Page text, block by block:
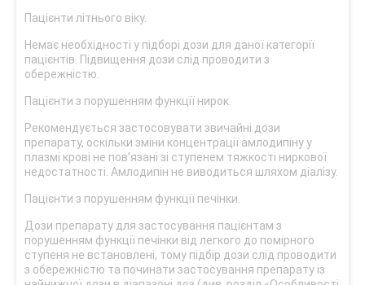
Пацієнти літнього віку.
Немає необхідності у підборі дози для даної категорії
пацієнтів. Підвищення дози слід проводити з
обережністю.
Пацієнти з порушенням функції нирок.
Рекомендується застосовувати звичайні дози
препарату, оскільки зміни концентрації амлодипіну у
плазмі крові не пов’язані зі ступенем тяжкості ниркової
недостатності. Амлодипін не виводиться шляхом діалізу.
Пацієнти з порушенням функції печінки.
Дози препарату для застосування пацієнтам з
порушенням функції печінки від легкого до помірного
ступеня не встановлені, тому підбір дози слід проводити
з обережністю та починати застосування препарату із